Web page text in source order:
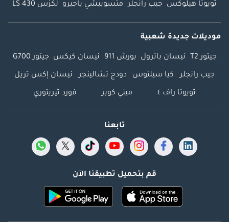
تويوتا هيلوكس جيب رانجلر متسوبيشي باجيرو لكزس LS 430
موديلات جديدة شعبية
جيتور T2 نيسان باترول بورش 911 نيسان كيكس جيتور G700
جيب رانجلر كيا سيلتوس دودج تشالينجر نيسان إكس تريل
تويوتا راف ٤ ميني كوبر فورد تيريتوري
تابعنا
قم بتحميل تطبيقنا الآن